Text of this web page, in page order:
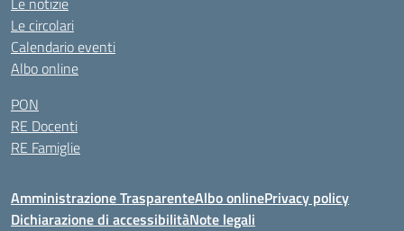
Le circolari
Calendario eventi
Albo online
PON
RE Docenti
RE Famiglie
Amministrazione TrasparenteAlbo onlinePrivacy policy
Dichiarazione di accessibilitàNote legali